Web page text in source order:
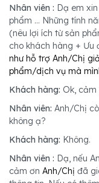
Nhân viên : Dạ em
phẩm ... Những tính
(nêu lợi ích từ sản
cho khách hàng + Ưu
như hỗ trợ Anh/Chị
phẩm/dịch vụ mà
Khách hàng: Ok, cảm
Nhân viên: Anh/Chị
không ạ?
Khách hàng: Không.
Nhân viên : Dạ, nếu
cảm ơn Anh/Chị đã